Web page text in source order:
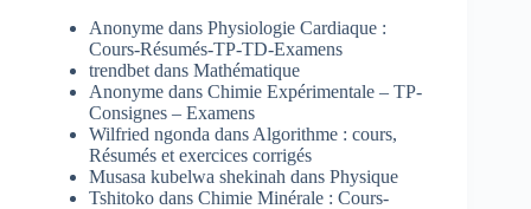
Anonyme dans Physiologie Cardiaque :
Cours-Résumés-TP-TD-Examens
trendbet dans Mathématique
Anonyme dans Chimie Expérimentale – TP-
Consignes – Examens
Wilfried ngonda dans Algorithme : cours,
Résumés et exercices corrigés
Musasa kubelwa shekinah dans Physique
Tshitoko dans Chimie Minérale : Cours-